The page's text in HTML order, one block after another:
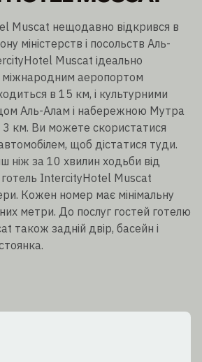
Muscat нещодавно відкрився в
міністерств і посольств Аль-
Muscat ідеально
аеропортом
в 15 км, і культурними
Аль-Алам і набережною Мутра
км. Ви можете скористатися
щоб дістатися туди.
ніж за 10 хвилин ходьби від
IntercityHotel Muscat
Кожен номер має мінімальну
метри. До послуг гостей готелю
також задній двір, басейн і